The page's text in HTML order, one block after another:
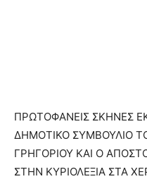
ΠΡΩΤΟΦΑΝΕΙΣ ΣΚΗΝΕΣ
ΔΗΜΟΤΙΚΟ ΣΥΜΒΟΥΛΙΟ
ΓΡΗΓΟΡΙΟΥ ΚΑΙ Ο
ΣΤΗΝ ΚΥΡΙΟΛΕΞΙΑ ΣΤΑ